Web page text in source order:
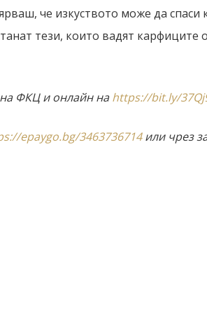
че изкуството може да спаси
тези, които вадят карфиците
на ФКЦ и онлайн наhttps://bit.ly/
epaygo.bg/3463736714или чрез